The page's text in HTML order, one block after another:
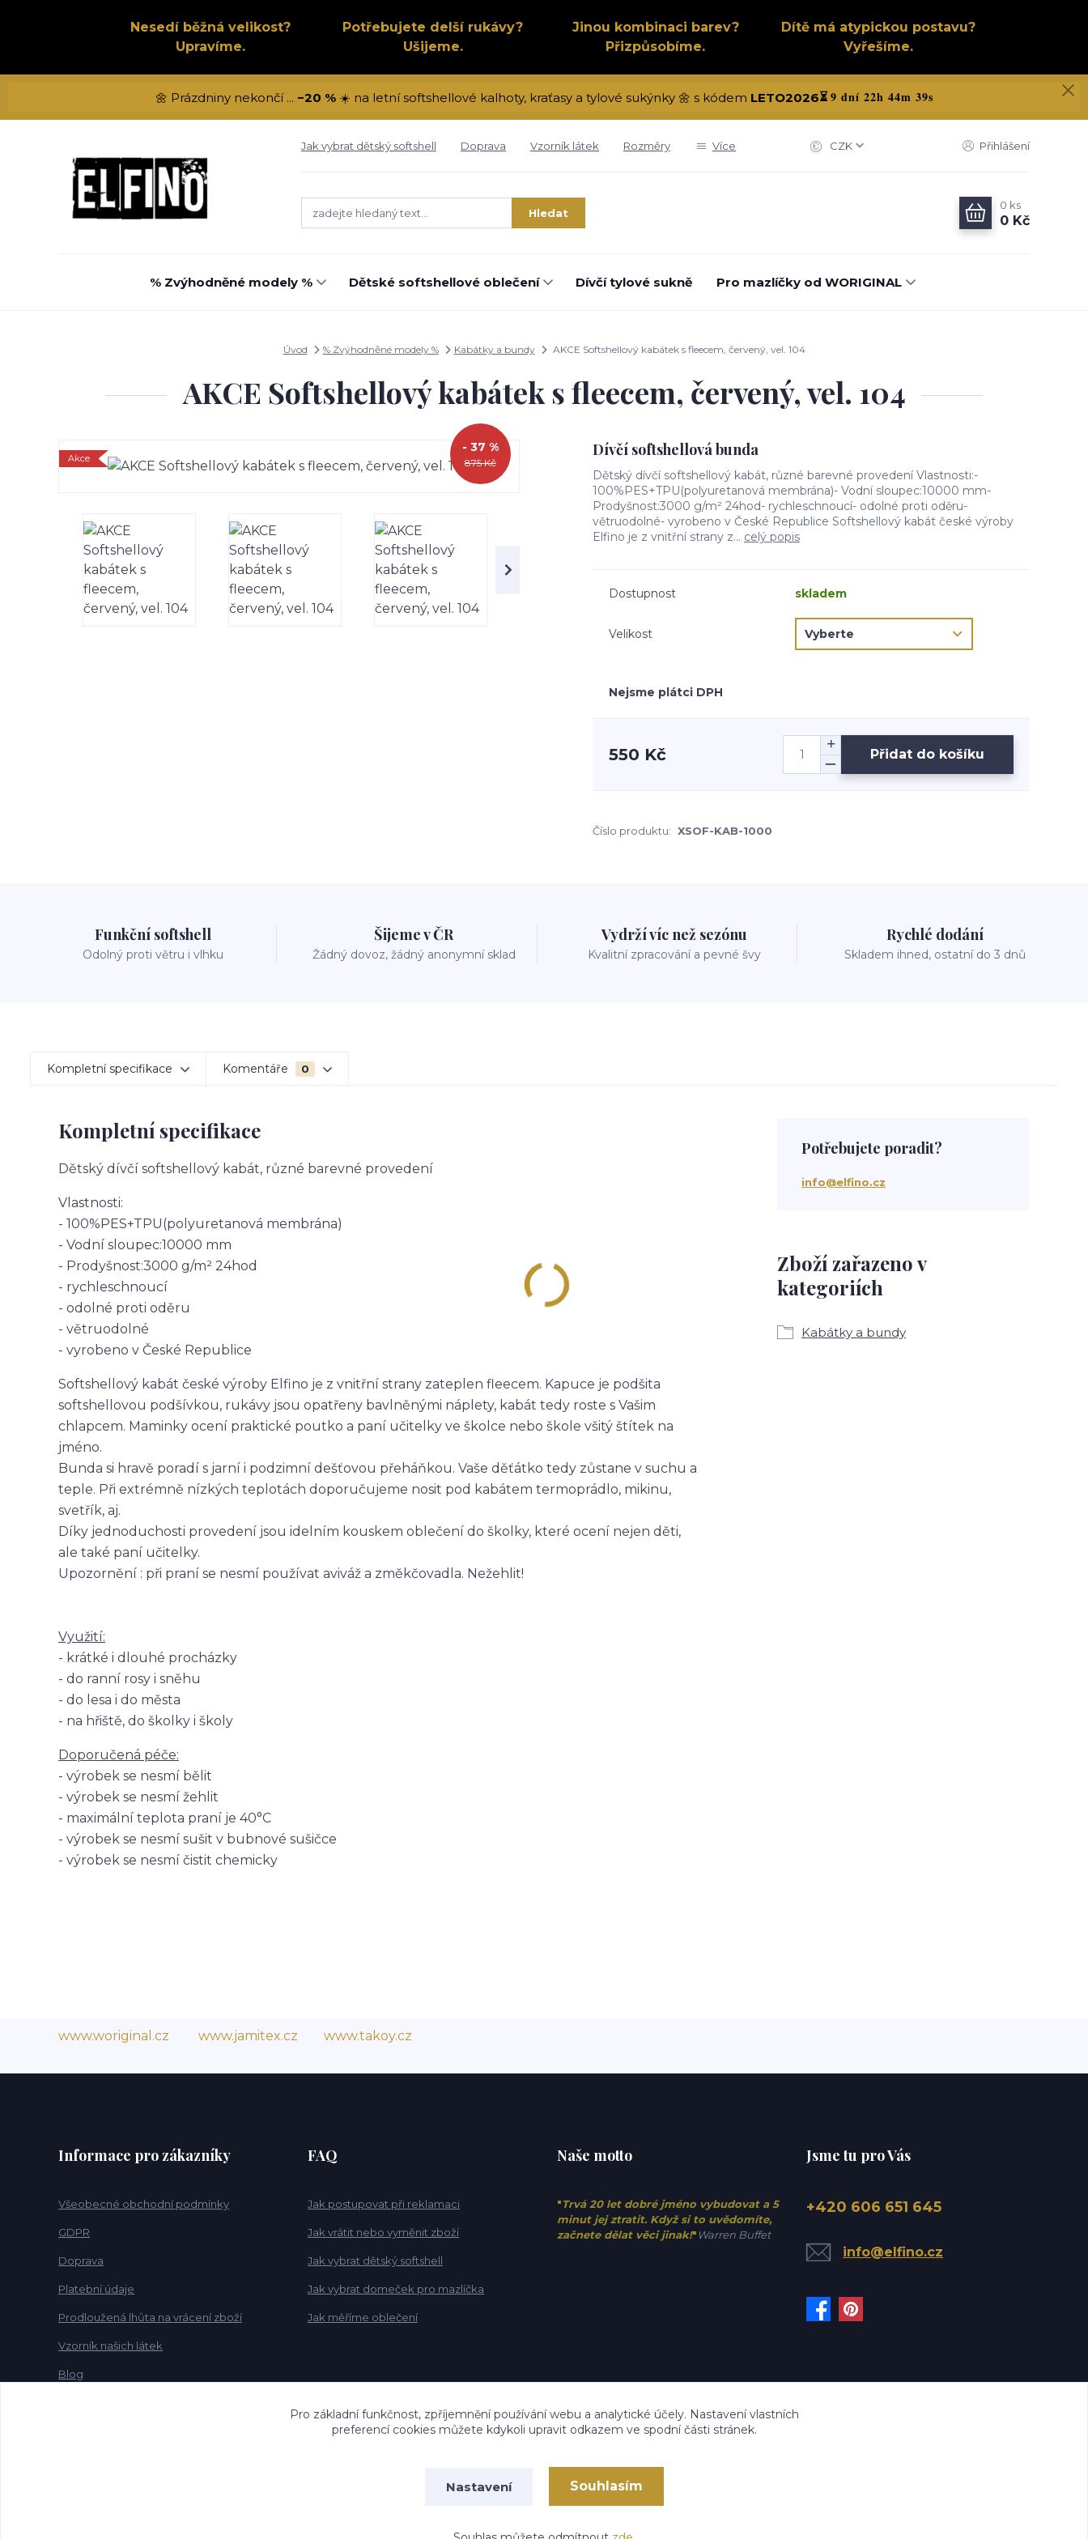
Nesedí běžná velikost?
Upravíme.
Potřebujete delší rukávy?
Ušijeme.
Jinou kombinaci barev?
Přizpůsobíme.
Dítě má atypickou postavu?
Vyřešíme.
🌼 Prázdniny nekončí ... −20 %☀️ na letní softshellové kalhoty, kraťasy a tylové sukýnky 🌼 s kódem LETO2026⏳9 dní 22h 44m 38s
Jak vybrat dětský softshell Doprava Vzorník látek Rozměry Více CZK Přihlášení
Hledat
0 ks
0 Kč
% Zvýhodněné modely % Dětské softshellové oblečení Dívčí tylové sukně Pro mazlíčky od WORIGINAL
Úvod % Zvýhodněné modely % Kabátky a bundy AKCE Softshellový kabátek s fleecem, červený, vel. 104
AKCE Softshellový kabátek s fleecem, červený, vel. 104
Akce 875 Kč
- 37 % Dívčí softshellová bunda
Dětský dívčí softshellový kabát, různé barevné provedení Vlastnosti:-
100%PES+TPU(polyuretanová membrána)- Vodní sloupec:10000 mm-
Prodyšnost:3000 g/m² 24hod- rychleschnoucí- odolné proti oděru-
větruodolné- vyrobeno v České Republice Softshellový kabát české výroby
Elfino je z vnitřní strany z... celý popis
Dostupnost skladem
Velikost
Nejsme plátci DPH
550 Kč Přidat do košíku
Číslo produktu: XSOF-KAB-1000
Funkční softshell
Odolný proti větru i vlhku
Šijeme v ČR
Žádný dovoz, žádný anonymní sklad
Vydrží víc než sezónu
Kvalitní zpracování a pevné švy
Rychlé dodání
Skladem ihned, ostatní do 3 dnů
Kompletní specifikace Komentáře 0
Kompletní specifikace
Dětský dívčí softshellový kabát, různé barevné provedení
Vlastnosti:
- 100%PES+TPU(polyuretanová membrána)
- Vodní sloupec:10000 mm
- Prodyšnost:3000 g/m² 24hod
- rychleschnoucí
- odolné proti oděru
- větruodolné
- vyrobeno v České Republice
Softshellový kabát české výroby Elfino je z vnitřní strany zateplen fleecem. Kapuce je podšita
softshellovou podšívkou, rukávy jsou opatřeny bavlněnými náplety, kabát tedy roste s Vašim
chlapcem. Maminky ocení praktické poutko a paní učitelky ve školce nebo škole všitý štítek na
jméno.
Bunda si hravě poradí s jarní i podzimní dešťovou přeháňkou. Vaše děťátko tedy zůstane v suchu a
teple. Při extrémně nízkých teplotách doporučujeme nosit pod kabátem termoprádlo, mikinu,
svetřík, aj.
Díky jednoduchosti provedení jsou idelním kouskem oblečení do školky, které ocení nejen děti,
ale také paní učitelky.
Upozornění : při praní se nesmí používat aviváž a změkčovadla. Nežehlit!
Využití:
- krátké i dlouhé procházky
- do ranní rosy i sněhu
- do lesa i do města
- na hřiště, do školky i školy
Doporučená péče:
- výrobek se nesmí bělit
- výrobek se nesmí žehlit
- maximální teplota praní je 40°C
- výrobek se nesmí sušit v bubnové sušičce
- výrobek se nesmí čistit chemicky
Zboží zařazeno v
kategoriích
Kabátky a bundy
Potřebujete poradit?
info@elfino.cz
www.woriginal.cz www.jamitex.cz www.takoy.cz
Informace pro zákazníky
Všeobecné obchodní podmínky
GDPR
Doprava
Platební údaje
Prodloužená lhůta na vrácení zboží
Vzorník našich látek
Blog
FAQ
Jak postupovat při reklamaci
Jak vrátit nebo vyměnit zboží
Jak vybrat dětský softshell
Jak vybrat domeček pro mazlíčka
Jak měříme oblečení
Naše motto
"Trvá 20 let dobré jméno vybudovat a 5
minut jej ztratit. Když si to uvědomíte,
začnete dělat věci jinak!" Warren Buffet
Jsme tu pro Vás
+420 606 651 645
info@elfino.cz
Pro základní funkčnost, zpříjemnění používání webu a analytické účely. Nastavení vlastních
preferencí cookies můžete kdykoli upravit odkazem ve spodní části stránek.
Nastavení Souhlasím